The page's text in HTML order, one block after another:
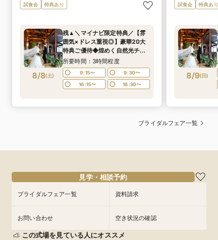
試食会 特典あり
8/8(土)
残▲＼マイナビ限定特典／【雰
囲気×ドレス重視◎】豪華20大
特典ご優待◆煌めく自然光チャ
ペル×2万相当*特選牛＆海の幸
Wメイン試食付き
所要時間：3時間程度
9:15〜
9:30〜
16:15〜
16:30〜
試食会 特典あり
8/9(日)
ブライダルフェア一覧
見学・相談予約
ブライダルフェア一覧 資料請求
お問い合わせ 空き状況の確認
この式場を見ている人にオススメ